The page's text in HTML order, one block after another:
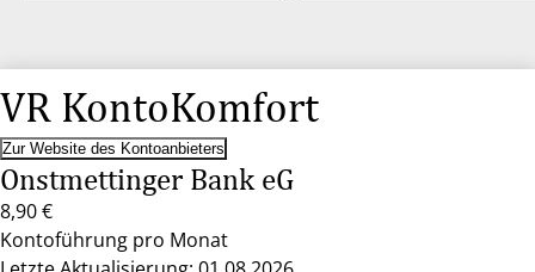
VR KontoKomfort
Zur Website des Kontoanbieters
Onstmettinger Bank eG
8,90 €
Kontoführung pro Monat